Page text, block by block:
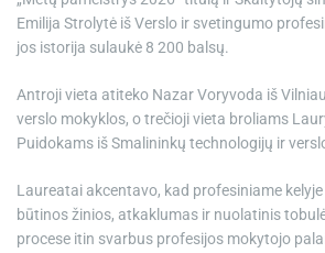
Emilija Strolytė iš Verslo ir svetingumo
jos istorija sulaukė 8 200 balsų.
Antroji vieta atiteko Nazar Voryvoda iš
verslo mokyklos, o trečioji vieta broliams
Puidokams iš Smalininkų technologijų ir
Laureatai akcentavo, kad profesiniame
būtinos žinios, atkaklumas ir nuolatinis
procese itin svarbus profesijos mokytojo